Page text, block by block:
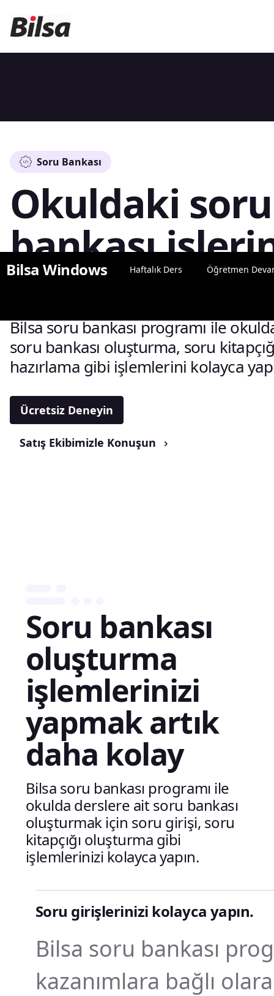
Bilsa Windows Haftalık Ders Öğretmen
Sınav Yerleri
Soru Bankası
Okuldaki soru
bankası
kolayca
Bilsa soru bankası programı ile
soru bankası oluşturma, soru
hazırlama gibi işlemlerini kolayca
Ücretsiz Deneyin
Satış Ekibimizle Konuşun
Soru bankası
oluşturma
işlemlerinizi
yapmak artık
daha kolay
Bilsa soru bankası programı ile
okulda derslere ait soru bankası
oluşturmak için soru girişi, soru
kitapçığı oluşturma gibi
işlemlerinizi kolayca yapın.
Soru girişlerinizi kolayca yapın.
Bilsa soru bankası
kazanımlara bağlı